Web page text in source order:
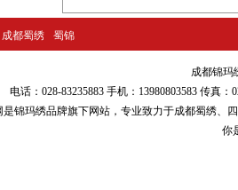
成都蜀绣 蜀锦
成都锦玛
电话：028-83235883 手机：13980803583 传真
是锦玛绣品牌旗下网站，专业致力于成都蜀绣、
你